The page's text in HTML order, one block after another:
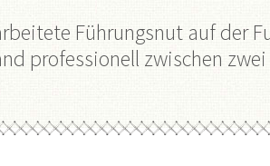
Führungsnut auf der
professionell zwischen